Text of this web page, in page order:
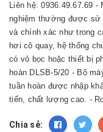
Liên hệ: 0936.49.67.69 -
nghiệm thường được sử
và chính xác như trong
hơi cô quay, hệ thống
có vỏ bọc hoặc thiết bị
hoàn DLSB-5/20 - Bộ
tuần hoàn được nhập
tiến, chất lượng cao. -
Chia sẻ: